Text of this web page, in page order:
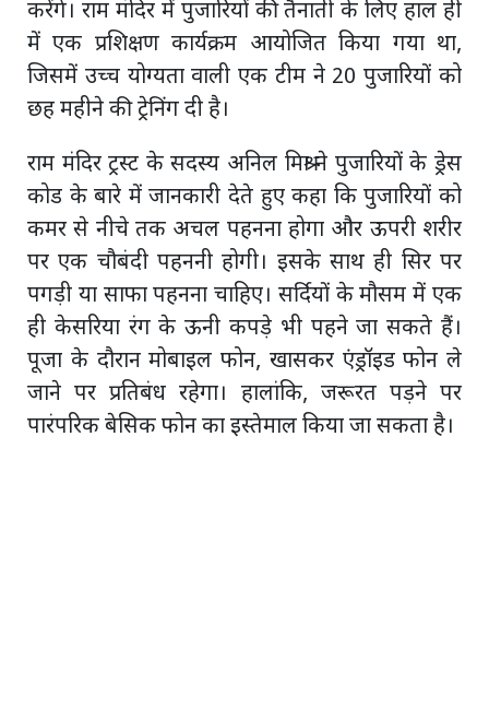
करेंगे। राम मंदिर में पुजारियों की तैनाती के लिए हाल ही
में एक प्रशिक्षण कार्यक्रम आयोजित किया गया था,
जिसमें उच्च योग्यता वाली एक टीम ने 20 पुजारियों को
छह महीने की ट्रेनिंग दी है।
राम मंदिर ट्रस्ट के सदस्य अनिल मिश्रा ने पुजारियों के ड्रेस
कोड के बारे में जानकारी देते हुए कहा कि पुजारियों को
कमर से नीचे तक अचल पहनना होगा और ऊपरी शरीर
पर एक चौबंदी पहननी होगी। इसके साथ ही सिर पर
पगड़ी या साफा पहनना चाहिए। सर्दियों के मौसम में एक
ही केसरिया रंग के ऊनी कपड़े भी पहने जा सकते हैं।
पूजा के दौरान मोबाइल फोन, खासकर एंड्रॉइड फोन ले
जाने पर प्रतिबंध रहेगा। हालांकि, जरूरत पड़ने पर
पारंपरिक बेसिक फोन का इस्तेमाल किया जा सकता है।